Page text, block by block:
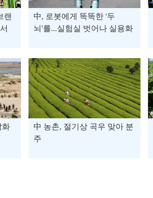
랜
中, 로봇에게 똑똑한 '두
뇌'를...실험실 벗어나 실용화
화
中 농촌, 절기상 곡우 맞아 분
주